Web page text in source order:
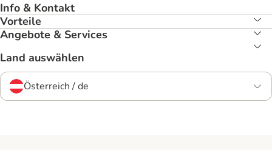
Info & Kontakt
Vorteile
Angebote & Services
Land auswählen
Österreich / de